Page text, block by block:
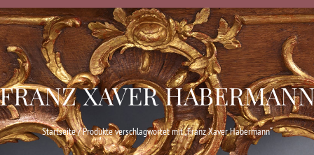
XAVER
Startseite/ Produkte verschlagwortet mit „Franz Xaver Habermann“